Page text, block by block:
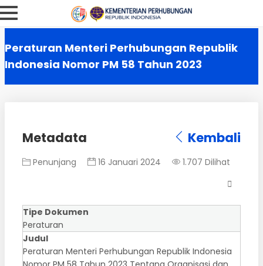
Peraturan Menteri Perhubungan Republik
Indonesia Nomor PM 58 Tahun 2023
Metadata Kembali
Penunjang 16 Januari 2024 1.707 Dilihat
Tipe Dokumen
Peraturan
Judul
Peraturan Menteri Perhubungan Republik Indonesia